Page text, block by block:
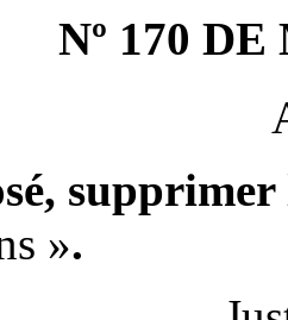
Nº 170
».